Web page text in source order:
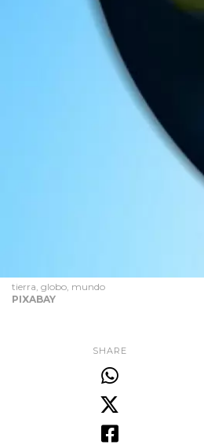
tierra, globo, mundo
PIXABAY
SHARE